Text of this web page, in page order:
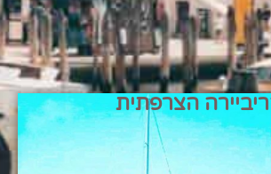
הצרפתית